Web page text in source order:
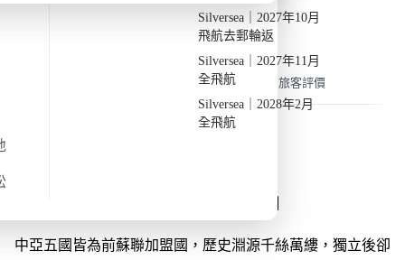
Silversea｜2027年10月
飛航去郵輪返
Silversea｜2027年11月
全飛航
Silversea｜2028年2月
全飛航
出發地
DW CA MAR27 C
深入中亞社會歷史與文化
常見問題 旅客評價
中亞五國皆為前蘇聯加盟國，歷史淵源千絲萬縷，獨立後卻